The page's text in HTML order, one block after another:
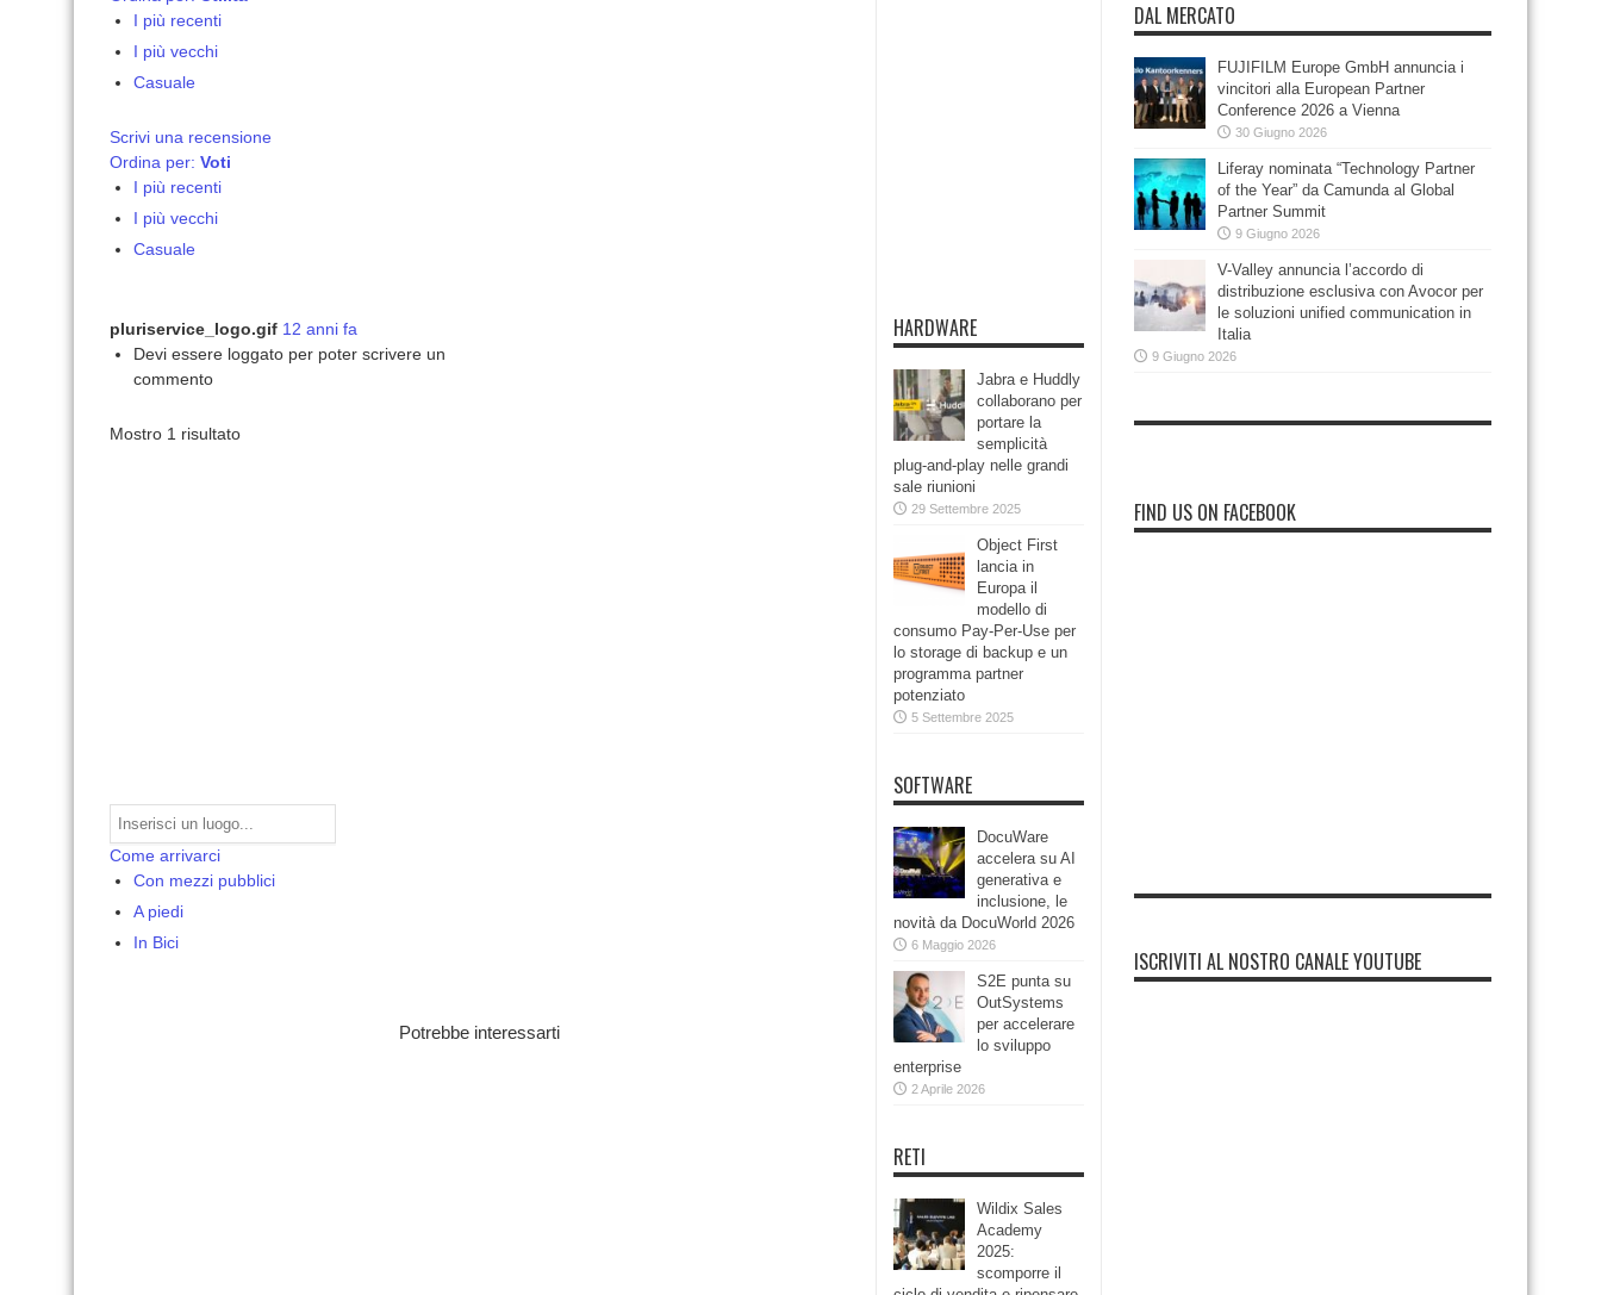
I più recenti
I più vecchi
Casuale
Scrivi una recensione
Ordina per: Voti
I più recenti
I più vecchi
Casuale
pluriservice_logo.gif 12 anni fa
Devi essere loggato per poter scrivere un
commento
Mostro 1 risultato
Come arrivarci
Con mezzi pubblici
A piedi
In Bici
Potrebbe interessarti
HARDWARE
Jabra e Huddly
collaborano per
portare la
semplicità
plug-and-play nelle grandi
sale riunioni
29 Settembre 2025
Object First
lancia in
Europa il
modello di
consumo Pay-Per-Use per
lo storage di backup e un
programma partner
potenziato
5 Settembre 2025
SOFTWARE
DocuWare
accelera su AI
generativa e
inclusione, le
novità da DocuWorld 2026
6 Maggio 2026
S2E punta su
OutSystems
per accelerare
lo sviluppo
enterprise
2 Aprile 2026
RETI
Wildix Sales
Academy
2025:
scomporre il
DAL MERCATO
FUJIFILM Europe GmbH annuncia i
vincitori alla European Partner
Conference 2026 a Vienna
30 Giugno 2026
Liferay nominata “Technology Partner
of the Year” da Camunda al Global
Partner Summit
9 Giugno 2026
V-Valley annuncia l’accordo di
distribuzione esclusiva con Avocor per
le soluzioni unified communication in
Italia
9 Giugno 2026
FIND US ON FACEBOOK
ISCRIVITI AL NOSTRO CANALE YOUTUBE